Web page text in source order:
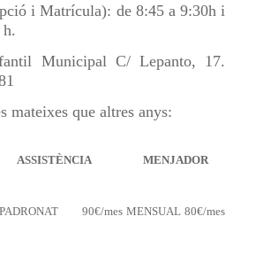
i Matrícula): de 8:45 a 9:30h i
Municipal C/ Lepanto, 17.
mateixes que altres anys:
ASSISTÈNCIA MENJADOR
90€/mes MENSUAL 80€/mes